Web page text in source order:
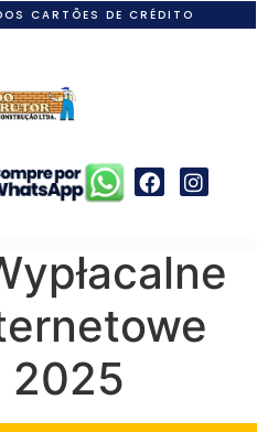
CARTÕES DE CRÉDITO
2025